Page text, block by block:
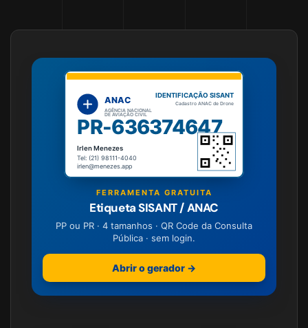
ANAC
AGÊNCIA NACIONAL
DE AVIAÇÃO CIVIL
IDENTIFICAÇÃO SISANT
Cadastro ANAC de Drone
PR-636374647
Irlen Menezes
Tel: (21) 98111-4040
irlen@menezes.app
FERRAMENTA GRATUITA
Etiqueta SISANT / ANAC
PP ou PR · 4 tamanhos · QR Code da Consulta
Pública · sem login.
Abrir o gerador →